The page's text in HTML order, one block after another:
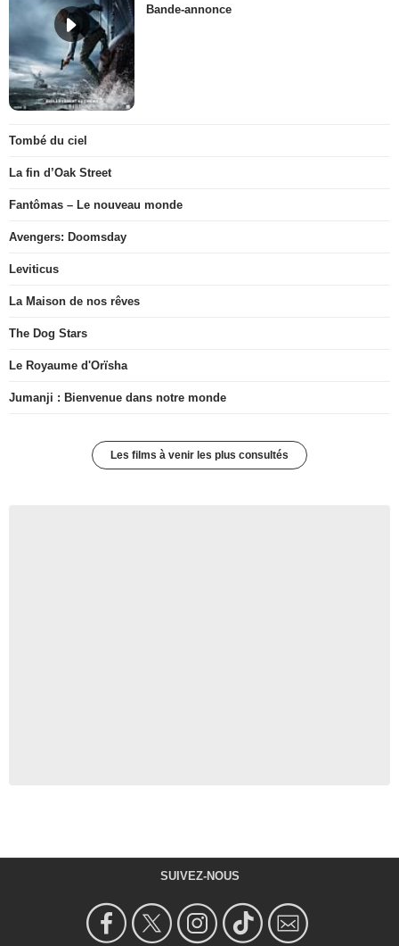
Bande-annonce
Tombé du ciel
La fin d’Oak Street
Fantômas – Le nouveau monde
Avengers: Doomsday
Leviticus
La Maison de nos rêves
The Dog Stars
Le Royaume d'Orïsha
Jumanji : Bienvenue dans notre monde
Les films à venir les plus consultés
SUIVEZ-NOUS